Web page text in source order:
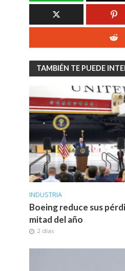
TAMBIÉN TE PUEDE
INDUSTRIA
Boeing reduce sus
mitad del año
2 días